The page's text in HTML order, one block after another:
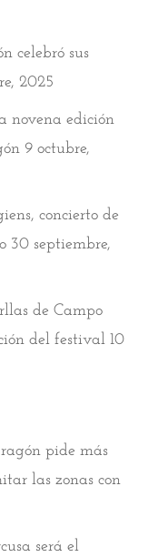
celebró sus
2025
novena edición
9 octubre,
concierto de
30 septiembre,
de Campo
del festival 10
pide más
las zonas con
será el